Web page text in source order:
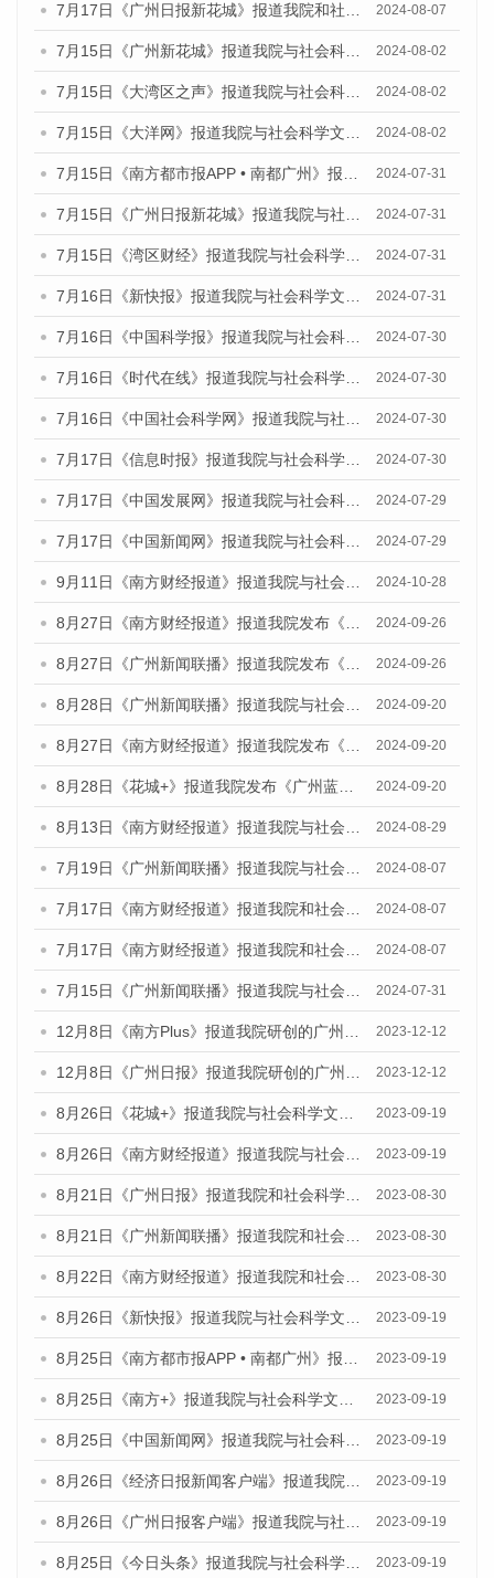
7月17日《广州日报新花城》报道我院和社会科学文献出版社联合发布《广州蓝皮书：广州数字经济发展报告（2024）》的媒体文章 2024-08-07
7月15日《广州新花城》报道我院与社会科学文献出版社联合发布《广州蓝皮书：广州社会发展报告(2024)》的媒体文章 2024-08-02
7月15日《大湾区之声》报道我院与社会科学文献出版社联合发布《广州蓝皮书：广州社会发展报告(2024)》的媒体文章 2024-08-02
7月15日《大洋网》报道我院与社会科学文献出版社联合发布《广州蓝皮书：广州社会发展报告(2024)》的媒体文章 2024-08-02
7月15日《南方都市报APP • 南都广州》报道我院与社会科学文献出版社联合发布《广州蓝皮书：广州社会发展报告(2024)》的媒体文章 2024-07-31
7月15日《广州日报新花城》报道我院与社会科学文献出版社联合发布《广州蓝皮书：广州社会发展报告(2024)》的媒体文章 2024-07-31
7月15日《湾区财经》报道我院与社会科学文献出版社联合发布《广州蓝皮书：广州社会发展报告(2024)》的媒体文章 2024-07-31
7月16日《新快报》报道我院与社会科学文献出版社联合发布《广州蓝皮书：广州社会发展报告(2024)》的媒体文章 2024-07-31
7月16日《中国科学报》报道我院与社会科学文献出版社联合发布《广州蓝皮书：广州社会发展报告(2024)》的媒体文章 2024-07-30
7月16日《时代在线》报道我院与社会科学文献出版社联合发布《广州蓝皮书：广州社会发展报告(2024)》的媒体文章 2024-07-30
7月16日《中国社会科学网》报道我院与社会科学文献出版社联合发布《广州蓝皮书：广州社会发展报告(2024)》的媒体文章 2024-07-30
7月17日《信息时报》报道我院与社会科学文献出版社联合发布《广州蓝皮书：广州社会发展报告(2024)》的媒体文章 2024-07-30
7月17日《中国发展网》报道我院与社会科学文献出版社联合发布《广州蓝皮书：广州社会发展报告(2024)》的媒体文章 2024-07-29
7月17日《中国新闻网》报道我院与社会科学文献出版社联合发布《广州蓝皮书：广州社会发展报告(2024)》的媒体文章 2024-07-29
9月11日《南方财经报道》报道我院与社会科学文献出版社联合发布了《广州蓝皮书：广州金融发展报告（2024）》的视频采访 2024-10-28
8月27日《南方财经报道》报道我院发布《广州蓝皮书：广州创新型城市发展报告（2024）》的视频采访 2024-09-26
8月27日《广州新闻联播》报道我院发布《广州蓝皮书：广州创新型城市发展报告（2024）》的视频采访 2024-09-26
8月28日《广州新闻联播》报道我院与社会科学文献出版社联合发布《广州蓝皮书：广州城市国际化发展报告（2024）》的视频采访 2024-09-20
8月27日《南方财经报道》报道我院发布《广州蓝皮书：广州创新型城市发展报告（2024）》的视频采访 2024-09-20
8月28日《花城+》报道我院发布《广州蓝皮书：广州城市国际化发展报告（2024）》的视频采访 2024-09-20
8月13日《南方财经报道》报道我院与社会科学文献出版社联合发布的《广州蓝皮书：广州国际商贸中心发展报告（2024）》视频采访 2024-08-29
7月19日《广州新闻联播》报道我院与社会科学文献出版社联合发布《广州蓝皮书：广州社会发展报告(2024)》的视频采访 2024-08-07
7月17日《南方财经报道》报道我院和社会科学文献出版社联合发布《广州蓝皮书：广州数字经济发展报告（2024）》的视频采访 2024-08-07
7月17日《南方财经报道》报道我院和社会科学文献出版社联合发布《广州蓝皮书：广州数字经济发展报告（2024）》的视频采访 2024-08-07
7月15日《广州新闻联播》报道我院与社会科学文献出版社联合发布《广州蓝皮书：广州社会发展报告(2024)》的视频采访 2024-07-31
12月8日《南方Plus》报道我院研创的广州蓝皮书系列荣获全国第十四届优秀皮书奖四项大奖的媒体文章 2023-12-12
12月8日《广州日报》报道我院研创的广州蓝皮书系列荣获全国第十四届优秀皮书奖四项大奖的媒体文章 2023-12-12
8月26日《花城+》报道我院与社会科学文献出版社联合发布《广州蓝皮书：广州创新型城市发展报告（2023）》的视频采访 2023-09-19
8月26日《南方财经报道》报道我院与社会科学文献出版社联合发布《广州蓝皮书：广州创新型城市发展报告（2023）》的视频采访 2023-09-19
8月21日《广州日报》报道我院和社会科学文献出版社联合发布《广州数字经济发展报告（2023）》蓝皮书的视频采访 2023-08-30
8月21日《广州新闻联播》报道我院和社会科学文献出版社联合发布《广州数字经济发展报告（2023）》蓝皮书的视频采访 2023-08-30
8月22日《南方财经报道》报道我院和社会科学文献出版社联合发布《广州数字经济发展报告（2023）》蓝皮书的视频采访 2023-08-30
8月26日《新快报》报道我院与社会科学文献出版社联合发布《广州蓝皮书：广州创新型城市发展报告（2023）》的媒体文章 2023-09-19
8月25日《南方都市报APP • 南都广州》报道我院与社会科学文献出版社联合发布《广州蓝皮书：广州创新型城市发展报告（2023）》的媒体文章 2023-09-19
8月25日《南方+》报道我院与社会科学文献出版社联合发布《广州蓝皮书：广州创新型城市发展报告（2023）》的媒体文章 2023-09-19
8月25日《中国新闻网》报道我院与社会科学文献出版社联合发布《广州蓝皮书：广州创新型城市发展报告（2023）》的媒体文章 2023-09-19
8月26日《经济日报新闻客户端》报道我院与社会科学文献出版社联合发布《广州蓝皮书：广州创新型城市发展报告（2023）》的媒体文章 2023-09-19
8月26日《广州日报客户端》报道我院与社会科学文献出版社联合发布《广州蓝皮书：广州创新型城市发展报告（2023）》的媒体文章 2023-09-19
8月25日《今日头条》报道我院与社会科学文献出版社联合发布《广州蓝皮书：广州创新型城市发展报告（2023）》的媒体文章 2023-09-19